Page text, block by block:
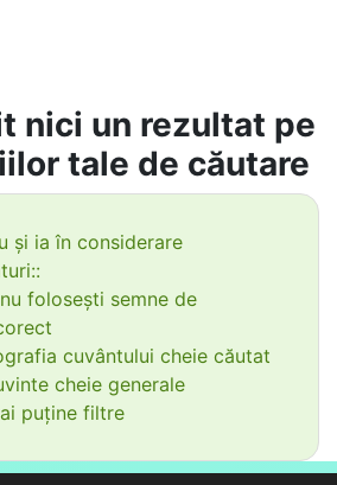
nici un rezultat pe
tale de căutare
și ia în considerare
folosești semne de
cuvântului cheie căutat
cheie generale
puține filtre